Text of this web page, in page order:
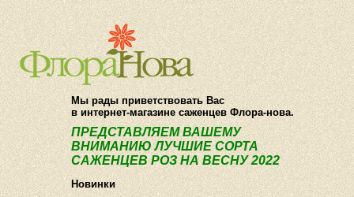
О компании Как купить
Мы рады приветствовать Вас
в интернет-магазине саженцев Флора-нова.
ПРЕДСТАВЛЯЕМ ВАШЕМУ
ВНИМАНИЮ ЛУЧШИЕ СОРТА
САЖЕНЦЕВ РОЗ НА ВЕСНУ 2022
Новинки